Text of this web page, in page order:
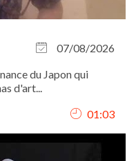
07/08/2026
du Japon qui
d'art...
01:03